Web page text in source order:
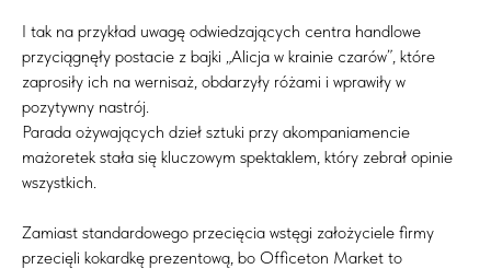
I tak na przykład uwagę odwiedzających centra handlowe
przyciągnęły postacie z bajki „Alicja w krainie czarów”, które
zaprosiły ich na wernisaż, obdarzyły różami i wprawiły w
pozytywny nastrój.
Parada ożywających dzieł sztuki przy akompaniamencie
mażoretek stała się kluczowym spektaklem, który zebrał opinie
wszystkich.
Zamiast standardowego przecięcia wstęgi założyciele firmy
przecięli kokardkę prezentową, bo Officeton Market to